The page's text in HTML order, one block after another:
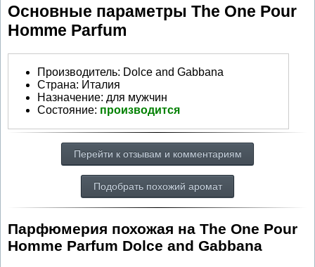
Основные параметры The One Pour
Homme Parfum
Производитель: Dolce and Gabbana
Страна: Италия
Назначение: для мужчин
Состояние: производится
Перейти к отзывам и комментариям
Подобрать похожий аромат
Парфюмерия похожая на The One Pour
Homme Parfum Dolce and Gabbana